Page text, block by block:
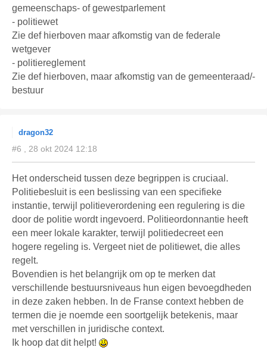
gemeenschaps- of gewestparlement
- politiewet
Zie def hierboven maar afkomstig van de federale
wetgever
- politiereglement
Zie def hierboven, maar afkomstig van de gemeenteraad/-
bestuur
dragon32
#6 , 28 okt 2024 12:18
Het onderscheid tussen deze begrippen is cruciaal.
Politiebesluit is een beslissing van een specifieke
instantie, terwijl politieverordening een regulering is die
door de politie wordt ingevoerd. Politieordonnantie heeft
een meer lokale karakter, terwijl politiedecreet een
hogere regeling is. Vergeet niet de politiewet, die alles
regelt.
Bovendien is het belangrijk om op te merken dat
verschillende bestuursniveaus hun eigen bevoegdheden
in deze zaken hebben. In de Franse context hebben de
termen die je noemde een soortgelijk betekenis, maar
met verschillen in juridische context.
Ik hoop dat dit helpt!